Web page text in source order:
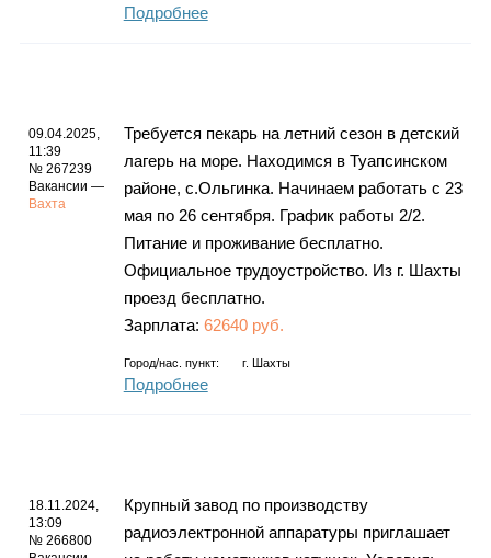
Подробнее
09.04.2025,
11:39
№ 267239
Вакансии —
Вахта
Требуется пекарь на летний сезон в детский
лагерь на море. Находимся в Туапсинском
районе, с.Ольгинка. Начинаем работать с 23
мая по 26 сентября. График работы 2/2.
Питание и проживание бесплатно.
Официальное трудоустройство. Из г. Шахты
проезд бесплатно.
Зарплата: 62640 руб.
Город/нас. пункт: г. Шахты
Подробнее
18.11.2024,
13:09
№ 266800
Крупный завод по производству
радиоэлектронной аппаратуры приглашает